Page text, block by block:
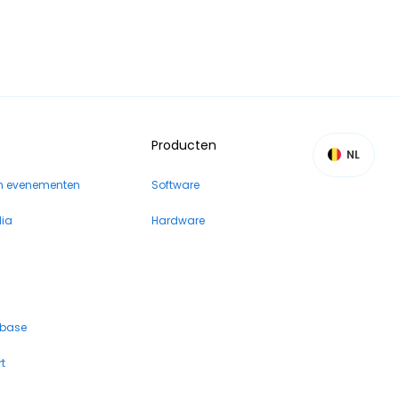
evenementen
Producten
Software
Hardware
NL